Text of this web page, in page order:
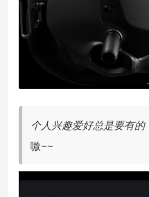
个人兴趣爱好总是要有
嗷~~